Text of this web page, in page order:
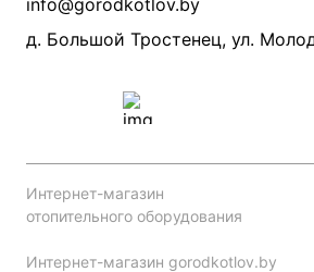
Прайс по монтажу систем отопления
Проект систем отопления
info@gorodkotlov.by
д. Большой Тростенец, ул.
Интернет-магазин
отопительного оборудования
Интернет-магазин gorodkotlov.by